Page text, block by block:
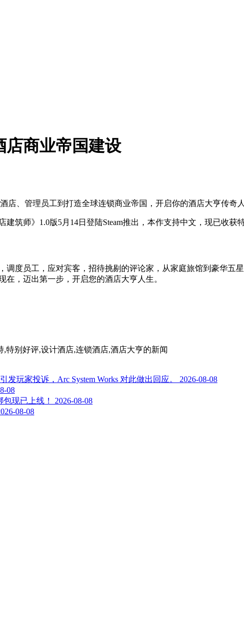
店商业帝国建设
店、管理员工到打造全球连锁商业帝国，开启你的酒店大亨传奇
筑师》1.0版5月14日登陆Steam推出，本作支持中文，现已收获
度员工，应对宾客，招待挑剔的评论家，从家庭旅馆到豪华五
，迈出第一步，开启您的酒店大亨人生。
,特别好评,设计酒店,连锁酒店,酒店大亨的新闻
发玩家投诉，Arc System Works 对此做出回应。
2026-08-08
08
现已上线！
2026-08-08
08-08